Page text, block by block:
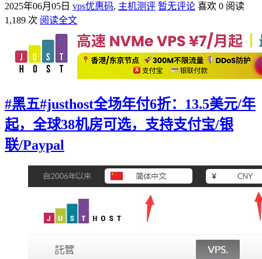
2025年06月05日 vps优惠码, 主机测评 暂无评论 喜欢 0 阅读
1,189 次 阅读全文
#黑五#justhost全场年付6折：13.5美元/年
起，全球38机房可选，支持支付宝/银
联/Paypal